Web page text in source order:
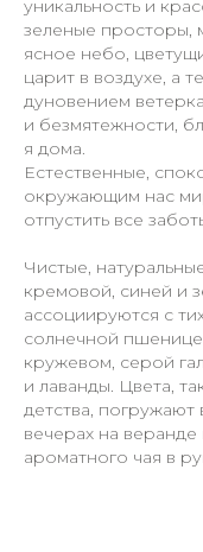
уникальность и
зеленые просторы,
ясное небо,
царит в воздухе, а
дуновением
и безмятежности,
я дома.
Естественные,
окружающим нас
отпустить все
Чистые,
кремовой, синей и
ассоциируются с
солнечной
кружевом, серой
и лаванды. Цвета,
детства,
вечерах на
ароматного чая в